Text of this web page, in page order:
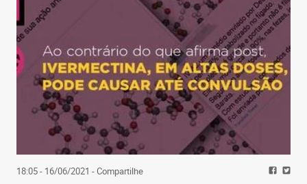
18:05 - 16/06/2021 - Compartilhe